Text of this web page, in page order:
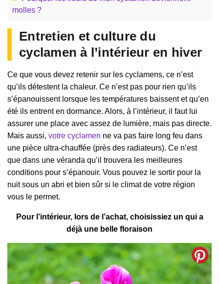
molles ?
Entretien et culture du
cyclamen à l’intérieur en hiver
Ce que vous devez retenir sur les cyclamens, ce n’est
qu’ils détestent la chaleur. Ce n’est pas pour rien qu’ils
s’épanouissent lorsque les températures baissent et qu’en
été ils entrent en dormance. Alors, à l’intérieur, il faut lui
assurer une place avec assez de lumière, mais pas directe.
Mais aussi, votre cyclamen ne va pas faire long feu dans
une pièce ultra-chauffée (près des radiateurs). Ce n’est
que dans une véranda qu’il trouvera les meilleures
conditions pour s’épanouir. Vous pouvez le sortir pour la
nuit sous un abri et bien sûr si le climat de votre région
vous le permet.
Pour l’intérieur, lors de l’achat, choisissiez un qui a
déjà une belle floraison